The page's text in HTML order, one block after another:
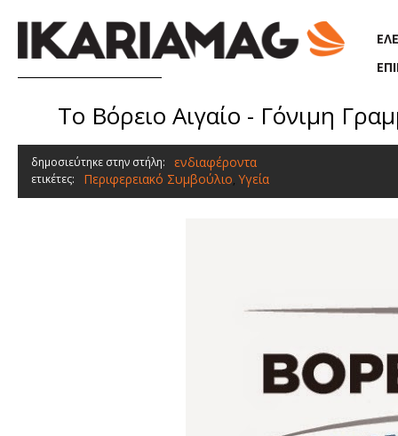
Το Βόρειο Αιγαίο - Γόνιμη
δημοσιεύτηκε στην στήλη: ενδιαφέροντα
ετικέτες: Περιφερειακό Συμβούλιο, Υγεία